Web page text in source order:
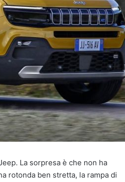
La sorpresa è che non ha
rotonda ben stretta, la rampa di